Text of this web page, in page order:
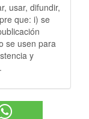
usar, difundir,
que: i) se
se usen para
y